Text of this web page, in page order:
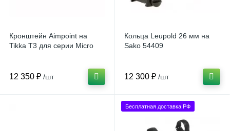
Кронштейн Aimpoint на
Tikka T3 для серии Micro
12 350 ₽ /шт
Кольца Leupold 26 мм на
Sako 54409
12 300 ₽ /шт
Бесплатная доставка РФ